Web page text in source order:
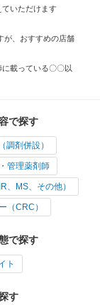
ていただけます
が、おすすめの店舗
に載っている〇〇以
で探す
調剤併設）
管理薬剤師
、MS、その他）
（CRC）
で探す
ト
す